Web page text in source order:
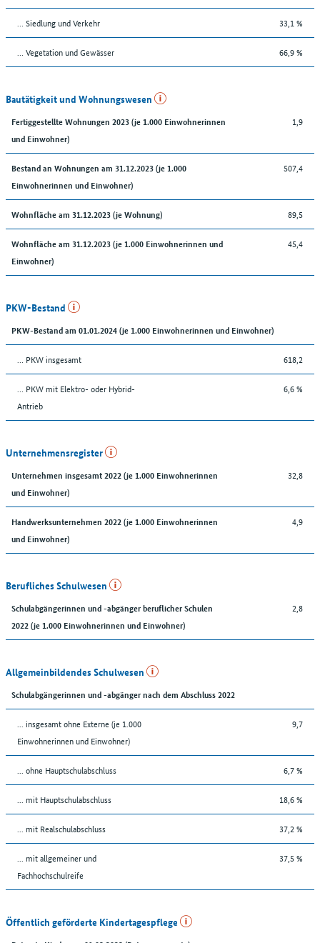
… Siedlung und Verkehr 33,1 %
… Vegetation und Gewässer 66,9 %
Bautätigkeit und Wohnungswesen
Fertiggestellte Wohnungen 2023 (je 1.000 Einwohnerinnen
und Einwohner)
1,9
Bestand an Wohnungen am 31.12.2023 (je 1.000
Einwohnerinnen und Einwohner)
507,4
Wohnfläche am 31.12.2023 (je Wohnung) 89,5
Wohnfläche am 31.12.2023 (je 1.000 Einwohnerinnen und
Einwohner)
45,4
PKW-Bestand
PKW-Bestand am 01.01.2024 (je 1.000 Einwohnerinnen und Einwohner)
… PKW insgesamt 618,2
… PKW mit Elektro- oder Hybrid-
Antrieb
6,6 %
Unternehmensregister
Unternehmen insgesamt 2022 (je 1.000 Einwohnerinnen
und Einwohner)
32,8
Handwerksunternehmen 2022 (je 1.000 Einwohnerinnen
und Einwohner)
4,9
Berufliches Schulwesen
Schulabgängerinnen und -abgänger beruflicher Schulen
2022 (je 1.000 Einwohnerinnen und Einwohner)
2,8
Allgemeinbildendes Schulwesen
Schulabgängerinnen und -abgänger nach dem Abschluss 2022
... insgesamt ohne Externe (je 1.000
Einwohnerinnen und Einwohner)
9,7
... ohne Hauptschulabschluss 6,7 %
... mit Hauptschulabschluss 18,6 %
... mit Realschulabschluss 37,2 %
... mit allgemeiner und
Fachhochschulreife
37,5 %
Öffentlich geförderte Kindertagespflege